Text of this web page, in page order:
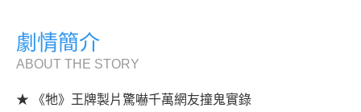
劇情簡介
ABOUT THE STORY
★ 《牠》王牌製片驚嚇千萬網友撞鬼實錄